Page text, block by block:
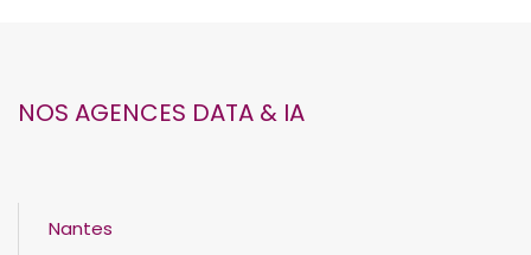
NOS AGENCES DATA & IA
Nantes